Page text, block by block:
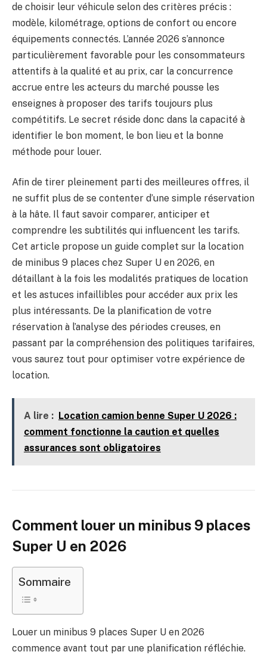
de choisir leur véhicule selon des critères précis :
modèle, kilométrage, options de confort ou encore
équipements connectés. L’année 2026 s’annonce
particulièrement favorable pour les consommateurs
attentifs à la qualité et au prix, car la concurrence
accrue entre les acteurs du marché pousse les
enseignes à proposer des tarifs toujours plus
compétitifs. Le secret réside donc dans la capacité à
identifier le bon moment, le bon lieu et la bonne
méthode pour louer.
Afin de tirer pleinement parti des meilleures offres, il
ne suffit plus de se contenter d’une simple réservation
à la hâte. Il faut savoir comparer, anticiper et
comprendre les subtilités qui influencent les tarifs.
Cet article propose un guide complet sur la location
de minibus 9 places chez Super U en 2026, en
détaillant à la fois les modalités pratiques de location
et les astuces infaillibles pour accéder aux prix les
plus intéressants. De la planification de votre
réservation à l’analyse des périodes creuses, en
passant par la compréhension des politiques tarifaires,
vous saurez tout pour optimiser votre expérience de
location.
A lire : Location camion benne Super U 2026 :
comment fonctionne la caution et quelles
assurances sont obligatoires
Comment louer un minibus 9 places
Super U en 2026
Sommaire
Louer un minibus 9 places Super U en 2026
commence avant tout par une planification réfléchie.